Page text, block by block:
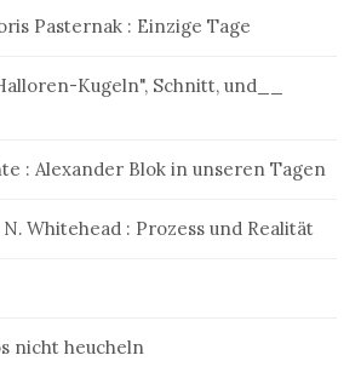
Pasternak : Einzige Tage
Kugeln", Schnitt, und__
: Alexander Blok in unseren Tagen
Whitehead : Prozess und Realität
nicht heucheln